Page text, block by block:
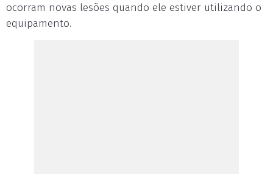
ocorram novas lesões quando ele estiver utilizando o
equipamento.